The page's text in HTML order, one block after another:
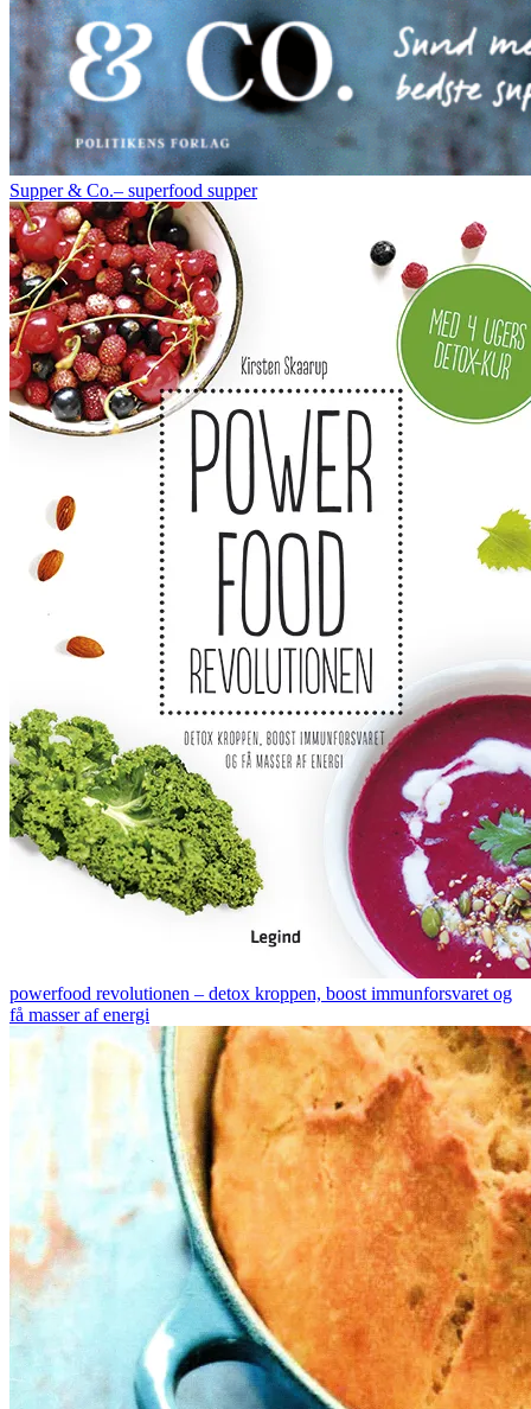
Supper & Co.– superfood supper
powerfood revolutionen – detox kroppen, boost immunforsvaret og
få masser af energi